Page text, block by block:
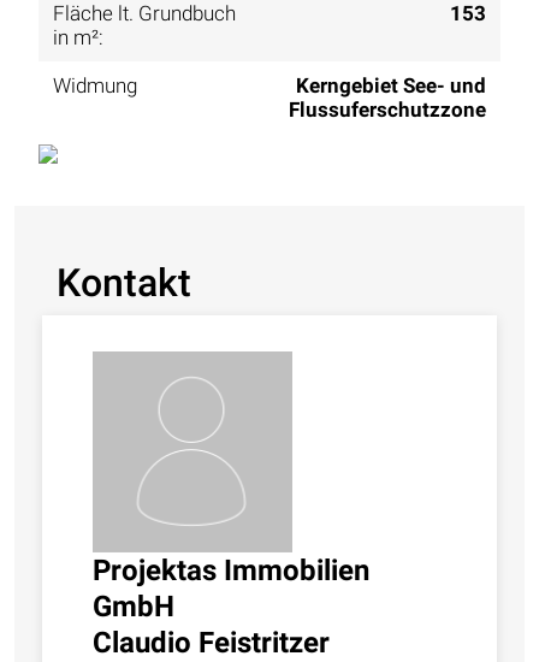
Fläche lt. Grundbuch
in m²:
153
Widmung
Kerngebiet See- und
Flussuferschutzzone
Kontakt
Projektas Immobilien
GmbH
Claudio Feistritzer